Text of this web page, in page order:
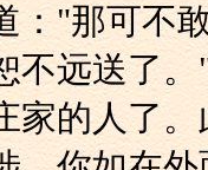
那可不敢
不远送了
家的人了